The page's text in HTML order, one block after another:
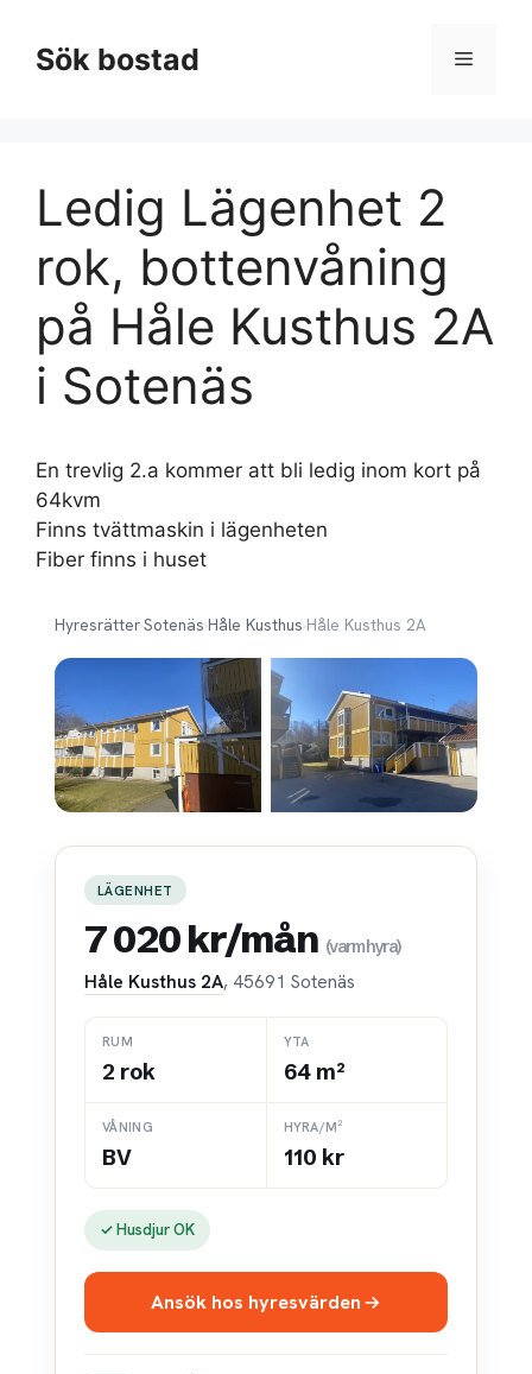
innehållSök bostad Meny
Ledig Lägenhet 2
rok, bottenvåning
på Håle Kusthus 2A
i Sotenäs
En trevlig 2.a kommer att bli ledig inom kort på
64kvm
Finns tvättmaskin i lägenheten
Fiber finns i huset
Hyresrätter›Sotenäs›Håle Kusthus›Håle Kusthus 2A
LÄGENHET
7 020 kr/mån (varmhyra)
Håle Kusthus 2A, 45691 Sotenäs
RUM
2 rok
YTA
64 m²
VÅNING
BV
HYRA/M²
110 kr
✓ Husdjur OK
Ansök hos hyresvärden